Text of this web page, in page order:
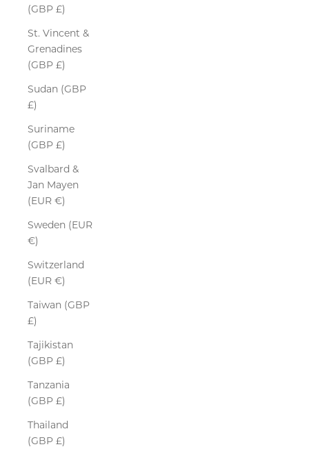
(GBP £)
St. Vincent &
Grenadines
(GBP £)
Sudan (GBP
£)
Suriname
(GBP £)
Svalbard &
Jan Mayen
(EUR €)
Sweden (EUR
€)
Switzerland
(EUR €)
Taiwan (GBP
£)
Tajikistan
(GBP £)
Tanzania
(GBP £)
Thailand
(GBP £)